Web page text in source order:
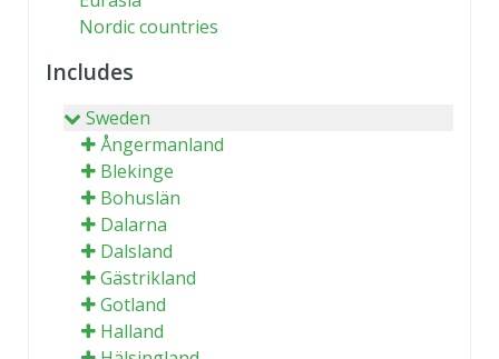
Nordic countries
Includes
Sweden
Ångermanland
Blekinge
Bohuslän
Dalarna
Dalsland
Gästrikland
Gotland
Halland